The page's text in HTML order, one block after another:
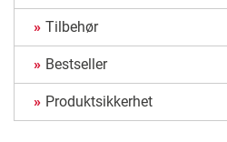
Tilbehør
Bestseller
Produktsikkerhet